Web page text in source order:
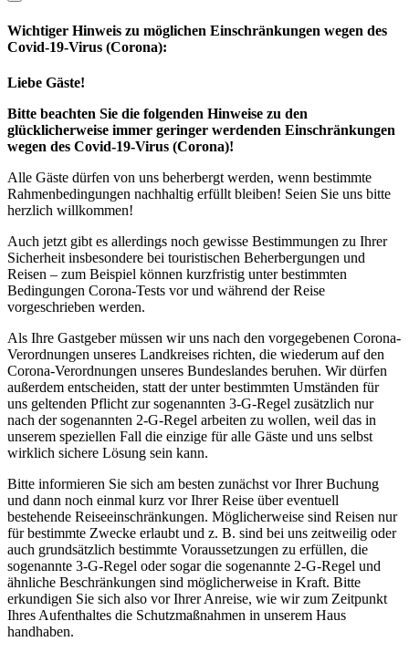
Wichtiger Hinweis zu möglichen Ein­schränk­ungen wegen des
Covid-19-Virus (Corona):
Liebe Gäste!
Bitte beachten Sie die folgenden Hinweise zu den
glücklicherweise immer geringer werdenden Einschränkungen
wegen des Covid-19-Virus (Corona)!
Alle Gäste dürfen von uns beherbergt werden, wenn bestimmte
Rahmenbedingungen nachhaltig erfüllt bleiben! Seien Sie uns bitte
herzlich willkommen!
Auch jetzt gibt es allerdings noch gewisse Bestimmungen zu Ihrer
Sicherheit insbesondere bei touristischen Beherbergungen und
Reisen – zum Beispiel können kurzfristig unter bestimmten
Bedingungen Corona-Tests vor und während der Reise
vorgeschrieben werden.
Als Ihre Gastgeber müssen wir uns nach den vorgegebenen Corona-
Verordnungen unseres Landkreises richten, die wiederum auf den
Corona-Verordnungen unseres Bundeslandes beruhen. Wir dürfen
außerdem entscheiden, statt der unter bestimmten Umständen für
uns geltenden Pflicht zur sogenannten 3-G-Regel zusätzlich nur
nach der sogenannten 2-G-Regel arbeiten zu wollen, weil das in
unserem speziellen Fall die einzige für alle Gäste und uns selbst
wirklich sichere Lösung sein kann.
Bitte informieren Sie sich am besten zunächst vor Ihrer Buchung
und dann noch einmal kurz vor Ihrer Reise über eventuell
bestehende Reiseeinschränkungen. Möglicherweise sind Reisen nur
für bestimmte Zwecke erlaubt und z. B. sind bei uns zeitweilig oder
auch grundsätzlich bestimmte Voraussetzungen zu erfüllen, die
sogenannte 3-G-Regel oder sogar die sogenannte 2-G-Regel und
ähnliche Beschränkungen sind möglicherweise in Kraft. Bitte
erkundigen Sie sich also vor Ihrer Anreise, wie wir zum Zeitpunkt
Ihres Aufenthaltes die Schutzmaßnahmen in unserem Haus
handhaben.